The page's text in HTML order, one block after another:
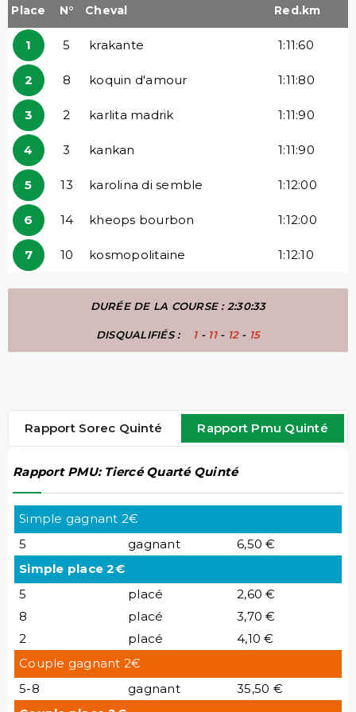
Place N° Cheval Red.km
1 5 krakante 1:11:60
2 8 koquin d'amour 1:11:80
3 2 karlita madrik 1:11:90
4 3 kankan 1:11:90
5 13 karolina di semble 1:12:00
6 14 kheops bourbon 1:12:00
7 10 kosmopolitaine 1:12:10
DURÉE DE LA COURSE : 2:30:33
DISQUALIFIÉS : 1- 11- 12- 15
Rapport Sorec Quinté Rapport Pmu Quinté
Rapport PMU: Tiercé Quarté Quinté
Simple gagnant 2€
5
gagnant
6,50 €
Simple place 2€
5
placé
2,60 €
8
placé
3,70 €
2
placé
4,10 €
Couple gagnant 2€
5-8
gagnant
35,50 €